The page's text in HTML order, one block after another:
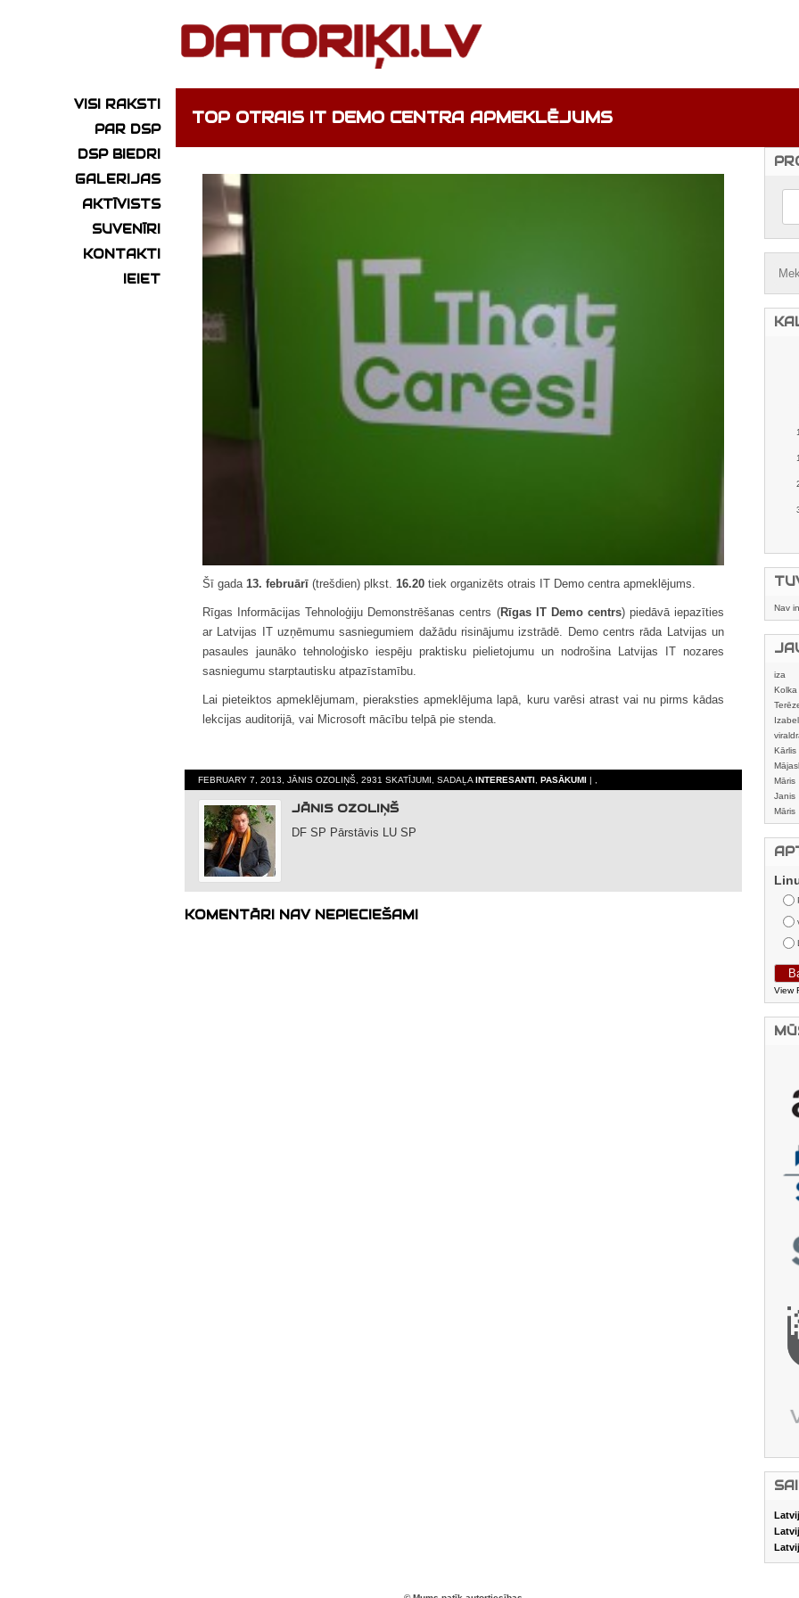
VISI RAKSTI
PAR DSP
DSP BIEDRI
GALERIJAS
AKTĪVISTS
SUVENĪRI
KONTAKTI
IEIET
TOP OTRAIS IT DEMO CENTRA APMEKLĒJUMS
Šī gada 13. februārī (trešdien) plkst. 16.20 tiek organizēts otrais IT Demo centra apmeklējums.
Rīgas Informācijas Tehnoloģiju Demonstrēšanas centrs (Rīgas IT Demo centrs) piedāvā iepazīties
ar Latvijas IT uzņēmumu sasniegumiem dažādu risinājumu izstrādē. Demo centrs rāda Latvijas un
pasaules jaunāko tehnoloģisko iespēju praktisku pielietojumu un nodrošina Latvijas IT nozares
sasniegumu starptautisku atpazīstamību.
Lai pieteiktos apmeklējumam, pieraksties apmeklējuma lapā, kuru varēsi atrast vai nu pirms kādas
lekcijas auditorijā, vai Microsoft mācību telpā pie stenda.
FEBRUARY 7, 2013, JĀNIS OZOLIŅŠ, 2931 SKATĪJUMI, SADAĻA INTERESANTI PASĀKUMI | ,
JĀNIS OZOLIŅŠ
DF SP Pārstāvis LU SP
KOMENTĀRI NAV NEPIECIEŠAMI
Nav
iza
Kolka
Kārlis
Māris
Janis
Māris
View